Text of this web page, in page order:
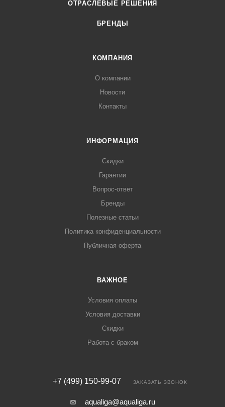
ОТРАСЛЕВЫЕ РЕШЕНИЯ
БРЕНДЫ
КОМПАНИЯ
О компании
Новости
Контакты
ИНФОРМАЦИЯ
Скидки
Гарантии
Вопрос-ответ
Бренды
Полезные статьи
Политика конфиденциальности
Публичная оферта
ВАЖНОЕ
Условия оплаты
Условия доставки
Скидки
Работа с браком
+7 (499) 150-99-07 ЗАКАЗАТЬ ЗВОНОК
aqualiga@aqualiga.ru